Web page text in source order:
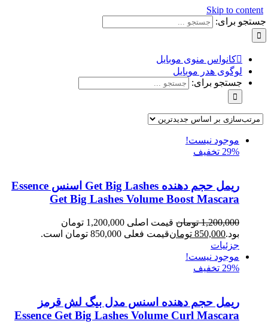
Skip to content
جستجو برای:
کانواس منوی موبایل
لوگوی هدر موبایل
جستجو برای:
موجود نیست!
29% تخفیف
ریمل حجم دهنده Get Big Lashes اسنس Essence
Get Big Lashes Volume Boost Mascara
1,200,000 تومان
قیمت اصلی 1,200,000 تومان
بود.850,000 تومانقیمت فعلی 850,000 تومان است.
جزئیات
موجود نیست!
29% تخفیف
ریمل حجم دهنده اسنس مدل بیگ لش قرمز
Essence Get Big Lashes Volume Curl Mascara